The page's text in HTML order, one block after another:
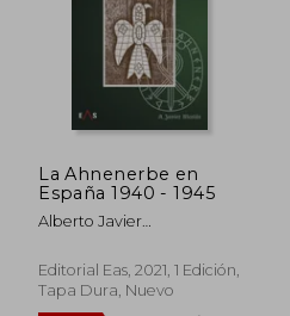
55%
dcto.
S/ 211,79
La Ahnenerbe en
España 1940 - 1945
Alberto Javier
Editorial Eas, 2021, 1 Edición,
Tapa Dura, Nuevo